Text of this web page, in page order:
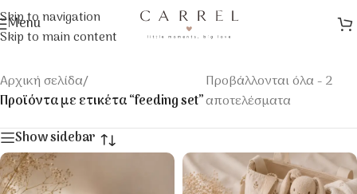
Skip to navigation
Skip to main content
Menu
Αρχική σελίδα/
Προϊόντα με ετικέτα “feeding set”
Προβάλλονται όλα - 2
αποτελέσματα
Show sidebar